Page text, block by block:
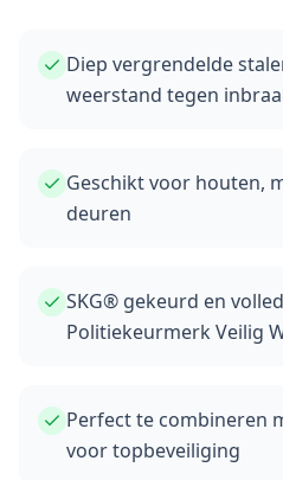
Diep vergrendelde
weerstand tegen
Geschikt voor houten,
deuren
SKG® gekeurd en
Politiekeurmerk Veilig
Perfect te combineren
voor topbeveiliging